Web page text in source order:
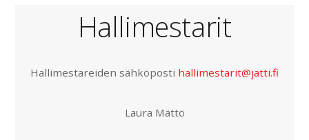
Hallimestarit
Hallimestareiden sähköposti hallimestarit@jatti.fi
Laura Mättö